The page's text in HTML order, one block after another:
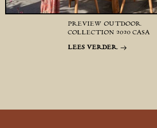
PREVIEW OUTDOOR
COLLECTION 2020 CASA
LEES VERDER